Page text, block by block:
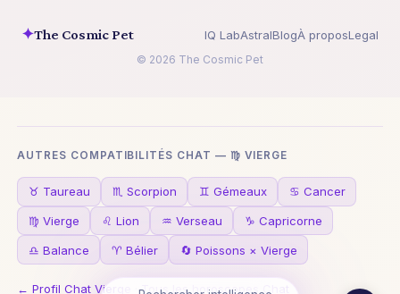
✦The Cosmic Pet IQ LabAstralBlogÀ proposLegal
© 2026 The Cosmic Pet
AUTRES COMPATIBILITÉS CHAT — ♍ VIERGE
♉ Taureau ♏ Scorpion ♊ Gémeaux ♋ Cancer
♍ Vierge ♌ Lion ♒ Verseau ♑ Capricorne
♎ Balance ♈ Bélier 🔄 Poissons × Vierge
← Profil Chat Vierge ·Tous les horoscopes Chat